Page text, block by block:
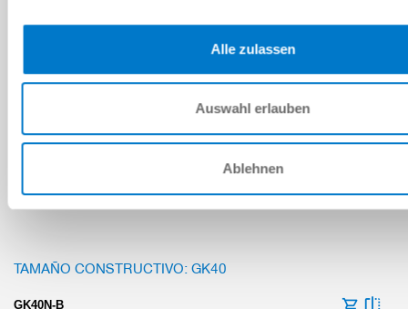
Alle zulassen
Auswahl erlauben
Ablehnen
1250 [N]
TAMAÑO CONSTRUCTIVO: GK40
GK40N-B